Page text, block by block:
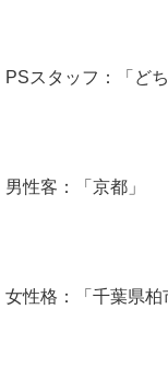
PSスタッフ：「ど
男性客：「京都」
女性格：「千葉県柏